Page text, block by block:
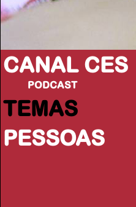
CANAL CES
PODCAST
TEMAS
PESSOAS